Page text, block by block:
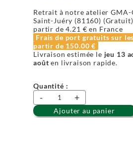
Retrait à notre atelier
Saint-Juéry (81160)
partir de4.21 € en France
Frais de port gratuits sur
partir de 150.00 €
Livraison estimée le jeu 13
août en livraison rapide.
Quantité :
- +
Ajouter au panier